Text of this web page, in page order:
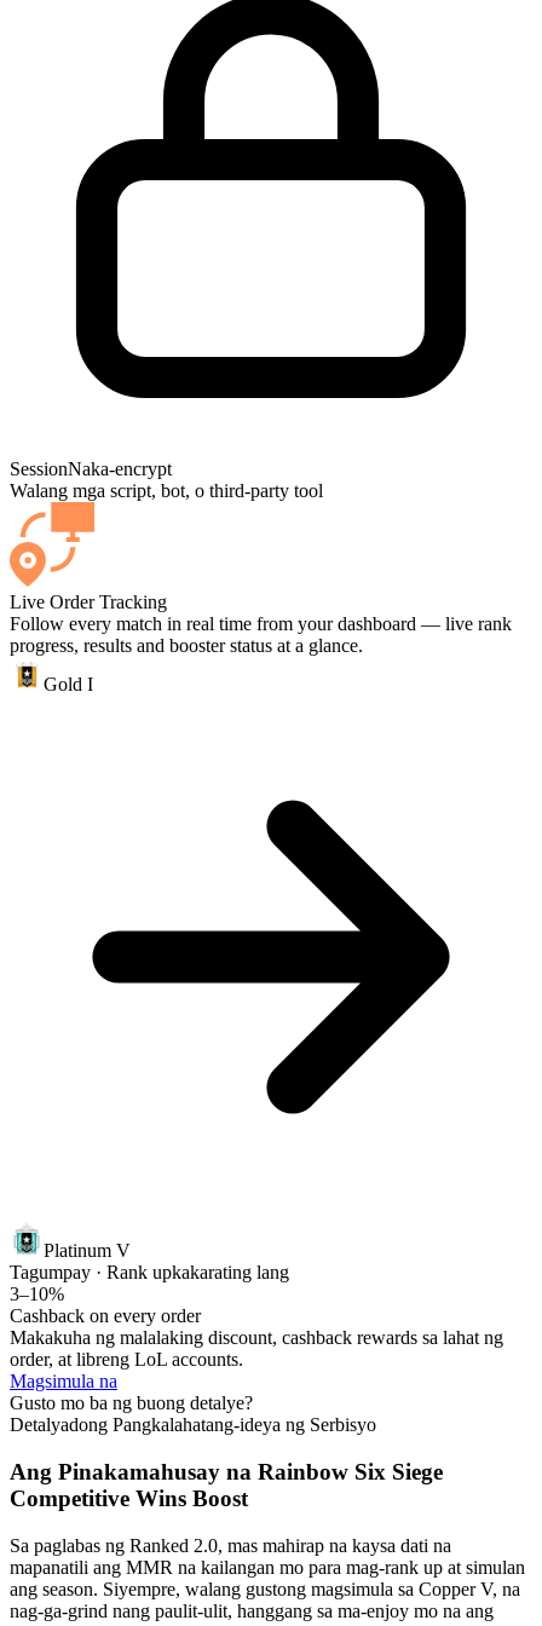
SessionNaka-encrypt
Walang mga script, bot, o third-party tool
Live Order Tracking
Follow every match in real time from your dashboard — live rank
progress, results and booster status at a glance.
Gold I
Platinum V
Tagumpay · Rank upkakarating lang
3–10%
Cashback on every order
Makakuha ng malalaking discount, cashback rewards sa lahat ng
order, at libreng LoL accounts.
Magsimula na
Gusto mo ba ng buong detalye?
Detalyadong Pangkalahatang-ideya ng Serbisyo
Ang Pinakamahusay na Rainbow Six Siege
Competitive Wins Boost
Sa paglabas ng Ranked 2.0, mas mahirap na kaysa dati na
mapanatili ang MMR na kailangan mo para mag-rank up at simulan
ang season. Siyempre, walang gustong magsimula sa Copper V, na
nag-ga-grind nang paulit-ulit, hanggang sa ma-enjoy mo na ang